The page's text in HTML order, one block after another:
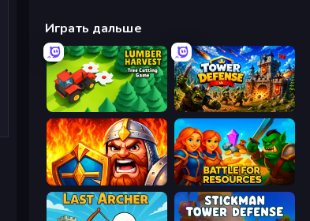
Играть дальше
Lumber Harvest: Tree Cutting Game Tower Defense
WarLink: Crown & Clash Battle for Resources